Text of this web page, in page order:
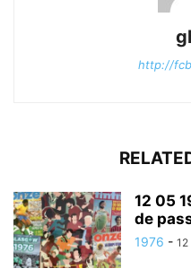
http://
12 05
de
1976 -